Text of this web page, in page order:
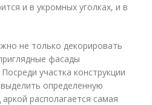
и в укромных уголках, и в
не только декорировать
фасады
участка конструкции
определенную
располагается самая